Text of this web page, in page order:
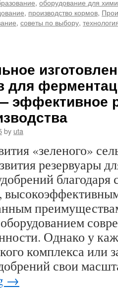
, оборудование для
, производство кормов,
, советы по выбору,
для
эффективное
by uta
«зеленого»
резервуары
благодаря
Однако у
комплекса или
свои
→